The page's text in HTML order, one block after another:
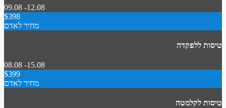
09.08 -12.08
$398
מחיר לאדם
טיסות ללפקדה
08.08 -15.08
$399
מחיר לאדם
טיסות לקלמטה